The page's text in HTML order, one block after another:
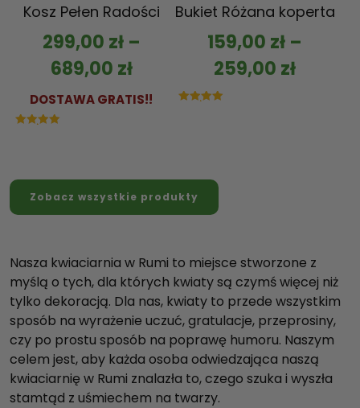
Kosz Pełen Radości
299,00 zł–
689,00 zł
DOSTAWA GRATIS!!
Bukiet Różana koperta
159,00 zł –
259,00 zł
Zobacz wszystkie produkty
Nasza kwiaciarnia w Rumi to miejsce stworzone z
myślą o tych, dla których kwiaty są czymś więcej niż
tylko dekoracją. Dla nas, kwiaty to przede wszystkim
sposób na wyrażenie uczuć, gratulacje, przeprosiny,
czy po prostu sposób na poprawę humoru. Naszym
celem jest, aby każda osoba odwiedzająca naszą
kwiaciarnię w Rumi znalazła to, czego szuka i wyszła
stamtąd z uśmiechem na twarzy.